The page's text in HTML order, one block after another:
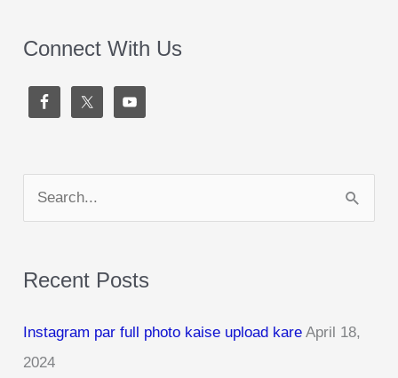
Connect With Us
e
r
h
f
Recent Posts
Instagram par full photo kaise upload kare April 18,
2024